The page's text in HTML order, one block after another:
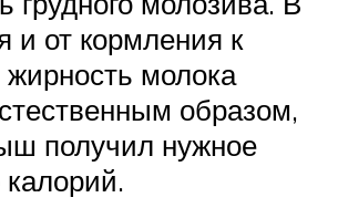
и от кормления к
молока
образом,
получил нужное
калорий.